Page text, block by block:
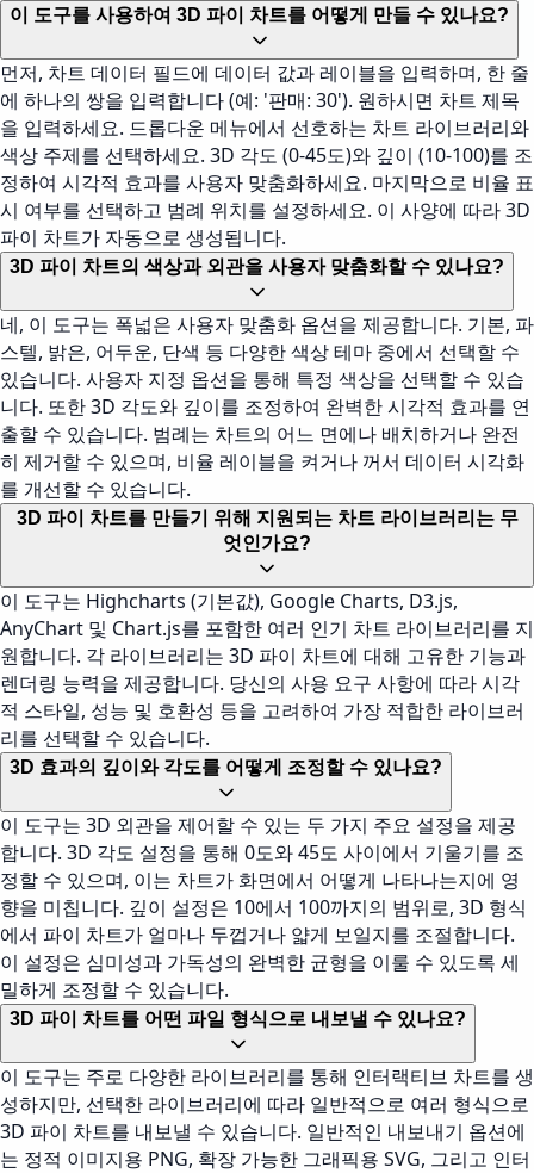
이 도구를 사용하여 3D 파이 차트를 어떻게 만들 수 있나요?
먼저, 차트 데이터 필드에 데이터 값과 레이블을 입력하며, 한 줄
에 하나의 쌍을 입력합니다 (예: '판매: 30'). 원하시면 차트 제목
을 입력하세요. 드롭다운 메뉴에서 선호하는 차트 라이브러리와
색상 주제를 선택하세요. 3D 각도 (0-45도)와 깊이 (10-100)를 조
정하여 시각적 효과를 사용자 맞춤화하세요. 마지막으로 비율 표
시 여부를 선택하고 범례 위치를 설정하세요. 이 사양에 따라 3D
파이 차트가 자동으로 생성됩니다.
3D 파이 차트의 색상과 외관을 사용자 맞춤화할 수 있나요?
네, 이 도구는 폭넓은 사용자 맞춤화 옵션을 제공합니다. 기본, 파
스텔, 밝은, 어두운, 단색 등 다양한 색상 테마 중에서 선택할 수
있습니다. 사용자 지정 옵션을 통해 특정 색상을 선택할 수 있습
니다. 또한 3D 각도와 깊이를 조정하여 완벽한 시각적 효과를 연
출할 수 있습니다. 범례는 차트의 어느 면에나 배치하거나 완전
히 제거할 수 있으며, 비율 레이블을 켜거나 꺼서 데이터 시각화
를 개선할 수 있습니다.
3D 파이 차트를 만들기 위해 지원되는 차트 라이브러리는 무
엇인가요?
이 도구는 Highcharts (기본값), Google Charts, D3.js,
AnyChart 및 Chart.js를 포함한 여러 인기 차트 라이브러리를 지
원합니다. 각 라이브러리는 3D 파이 차트에 대해 고유한 기능과
렌더링 능력을 제공합니다. 당신의 사용 요구 사항에 따라 시각
적 스타일, 성능 및 호환성 등을 고려하여 가장 적합한 라이브러
리를 선택할 수 있습니다.
3D 효과의 깊이와 각도를 어떻게 조정할 수 있나요?
이 도구는 3D 외관을 제어할 수 있는 두 가지 주요 설정을 제공
합니다. 3D 각도 설정을 통해 0도와 45도 사이에서 기울기를 조
정할 수 있으며, 이는 차트가 화면에서 어떻게 나타나는지에 영
향을 미칩니다. 깊이 설정은 10에서 100까지의 범위로, 3D 형식
에서 파이 차트가 얼마나 두껍거나 얇게 보일지를 조절합니다.
이 설정은 심미성과 가독성의 완벽한 균형을 이룰 수 있도록 세
밀하게 조정할 수 있습니다.
3D 파이 차트를 어떤 파일 형식으로 내보낼 수 있나요?
이 도구는 주로 다양한 라이브러리를 통해 인터랙티브 차트를 생
성하지만, 선택한 라이브러리에 따라 일반적으로 여러 형식으로
3D 파이 차트를 내보낼 수 있습니다. 일반적인 내보내기 옵션에
는 정적 이미지용 PNG, 확장 가능한 그래픽용 SVG, 그리고 인터